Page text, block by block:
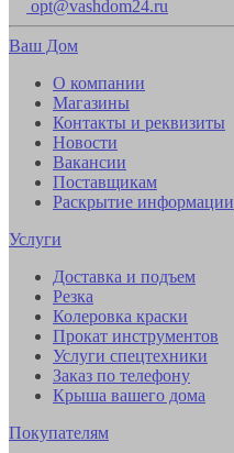
opt@vashdom24.ru
Ваш Дом
О компании
Магазины
Контакты и реквизиты
Новости
Вакансии
Поставщикам
Раскрытие информации
Услуги
Доставка и подъем
Резка
Колеровка краски
Прокат инструментов
Услуги спецтехники
Заказ по телефону
Крыша вашего дома
Покупателям